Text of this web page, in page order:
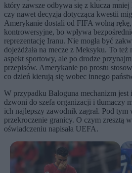
który zawsze odbywa się z klucza
czy nawet decyzja dotycząca kwestii
Amerykanie dostali od FIFA wolną
kontrowersyjne, bo wpływa
reprezentację Iranu. Nie mogła być
dojeżdżała na mecze z Meksyku. To też
aspekt sportowy, ale po drodze
przepisów. Amerykanie po prostu
co dzień kierują się wobec innego
W przypadku Baloguna mechanizm jest
dzwoni do szefa organizacji i tłumaczy
ich najlepszy zawodnik zagrał. Pod
przekroczenie granicy. O czym zresztą
oświadczeniu napisała UEFA.